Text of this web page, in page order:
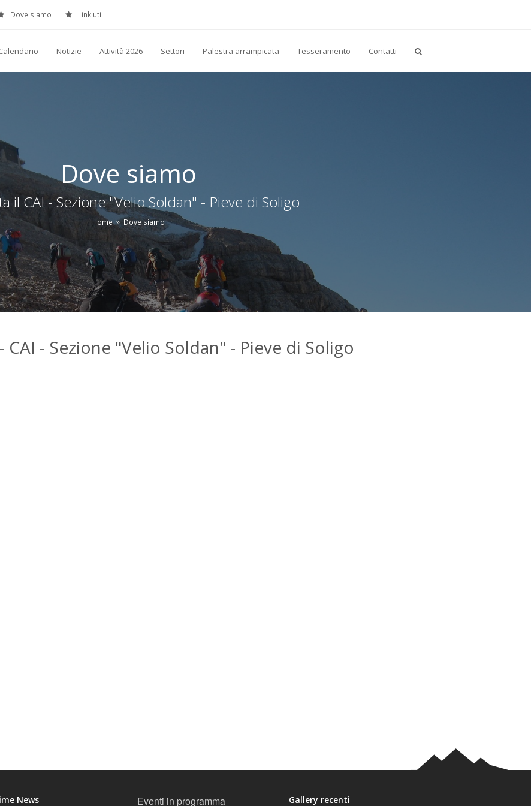
Dove siamo Link utili
Notizie Attività 2026 Settori Palestra arrampicata Tesseramento Contatti
Dove siamo
il CAI - Sezione "Velio Soldan" - Pieve di Soligo
Home» Dove siamo
CAI - Sezione "Velio Soldan" - Pieve di Soligo
News Eventi in programma Gallery recenti